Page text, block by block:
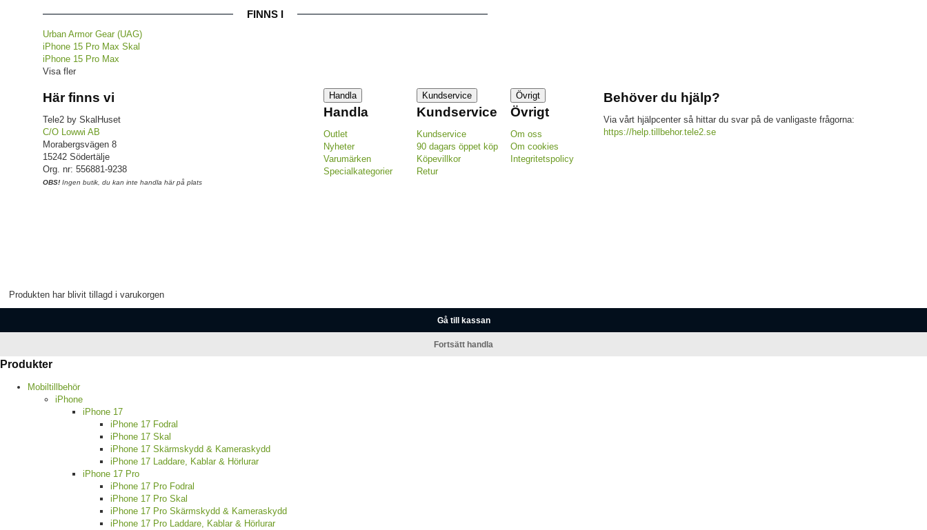
FINNS I
Urban Armor Gear (UAG)
iPhone 15 Pro Max Skal
iPhone 15 Pro Max
Visa fler
Här finns vi
Tele2 by SkalHuset
C/O Lowwi AB
Morabergsvägen 8
15242 Södertälje
Org. nr: 556881-9238
OBS! Ingen butik, du kan inte handla här på plats
Handla
Handla
Outlet
Nyheter
Varumärken
Specialkategorier
Kundservice
Kundservice
Kundservice
90 dagars öppet köp
Köpevillkor
Retur
Övrigt
Övrigt
Om oss
Om cookies
Integritetspolicy
Behöver du hjälp?
Via vårt hjälpcenter så hittar du svar på de vanligaste frågorna:
https://help.tillbehor.tele2.se
Produkten har blivit tillagd i varukorgen
Gå till kassan
Fortsätt handla
Produkter
Mobiltillbehör
iPhone
iPhone 17
iPhone 17 Fodral
iPhone 17 Skal
iPhone 17 Skärmskydd & Kameraskydd
iPhone 17 Laddare, Kablar & Hörlurar
iPhone 17 Pro
iPhone 17 Pro Fodral
iPhone 17 Pro Skal
iPhone 17 Pro Skärmskydd & Kameraskydd
iPhone 17 Pro Laddare, Kablar & Hörlurar